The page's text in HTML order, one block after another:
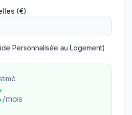
(€)
Personnalisée au Logement)
/mois